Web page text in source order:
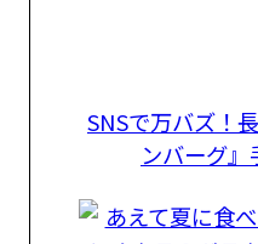
SNSで万バズ！
ンバーグ